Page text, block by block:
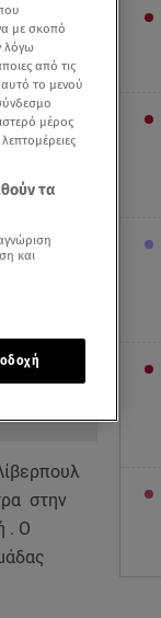
στην
. Ο
με σκοπό
λόγω
από τις
αυτό το μενού
μέρος
τα
και